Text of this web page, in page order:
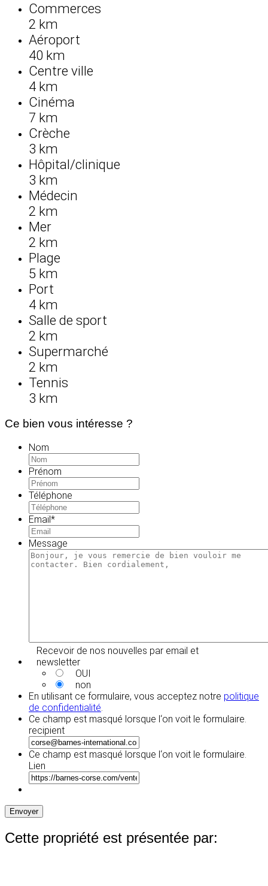
Commerces
2 km
Aéroport
40 km
Centre ville
4 km
Cinéma
7 km
Crèche
3 km
Hôpital/clinique
3 km
Médecin
2 km
Mer
2 km
Plage
5 km
Port
4 km
Salle de sport
2 km
Supermarché
2 km
Tennis
3 km
Ce bien vous intéresse ?
Nom
Prénom
Téléphone
Email*
Message
Recevoir de nos nouvelles par email et
newsletter
OUI
non
En utilisant ce formulaire, vous acceptez notre politique
de confidentialité.
Ce champ est masqué lorsque l‘on voit le formulaire.
recipient
Ce champ est masqué lorsque l‘on voit le formulaire.
Lien
Envoyer
Cette propriété est présentée par: